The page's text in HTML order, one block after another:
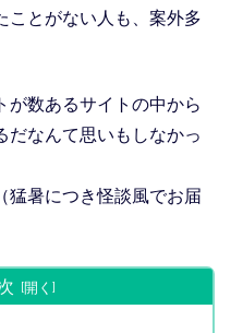
ことがない人も、案外多
が数あるサイトの中から
だなんて思いもしなかっ
猛暑につき怪談風でお届